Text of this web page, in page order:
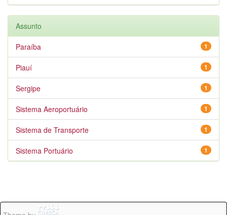
Assunto
1
Paraíba
1
Piauí
1
Sergipe
1
Sistema Aeroportuário
1
Sistema de Transporte
1
Sistema Portuário